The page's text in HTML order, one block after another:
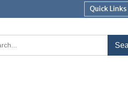
Quick Links